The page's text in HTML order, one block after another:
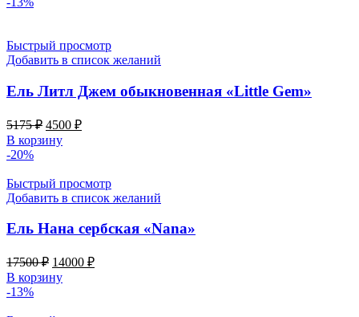
Быстрый просмотр
Добавить в список желаний
Ель Литл Джем обыкновенная «Little Gem»
5175₽ Первоначальная
цена
составляла
4500 ₽Текущая
В корзину
-20%
Быстрый просмотр
Добавить в список желаний
Ель Нана сербская «Nana»
17500₽ Первоначальная
цена
составляла
14000 ₽Текущая
В корзину
-13%